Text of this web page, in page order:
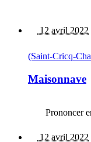
12 avril 2022
(Saint-Cricq-
Maisonnave
Prononcer
12 avril 2022